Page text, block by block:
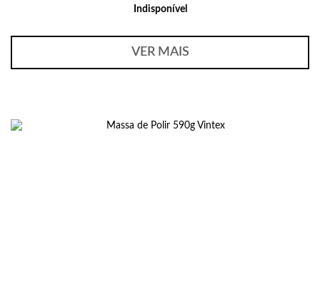
Indisponível
VER MAIS